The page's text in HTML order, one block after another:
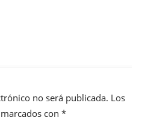
no será publicada. Los
con *